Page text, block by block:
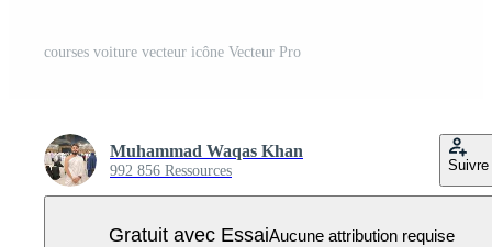
courses voiture vecteur icône Vecteur Pro
Muhammad Waqas Khan
992 856 Ressources Suivre
Gratuit avec EssaiAucune attribution requise